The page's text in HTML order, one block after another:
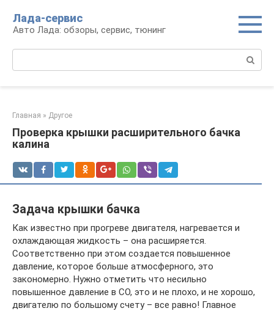
контенту
Лада-сервис
Авто Лада: обзоры, сервис, тюнинг
Главная » Другое
Проверка крышки расширительного бачка
калина
Задача крышки бачка
Как известно при прогреве двигателя, нагревается и
охлаждающая жидкость – она расширяется.
Соответственно при этом создается повышенное
давление, которое больше атмосферного, это
закономерно. Нужно отметить что несильно
повышенное давление в СО, это и не плохо, и не хорошо,
двигателю по большому счету – все равно! Главное